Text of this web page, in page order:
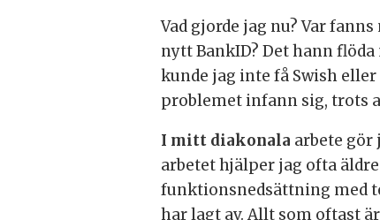
Vad gjorde jag nu? Var
nytt BankID? Det hann
kunde jag inte få Swish
problemet infann sig, trots
I mitt diakonala arbete gör
arbetet hjälper jag ofta
funktionsnedsättning med
har lagt av. Allt som oftast